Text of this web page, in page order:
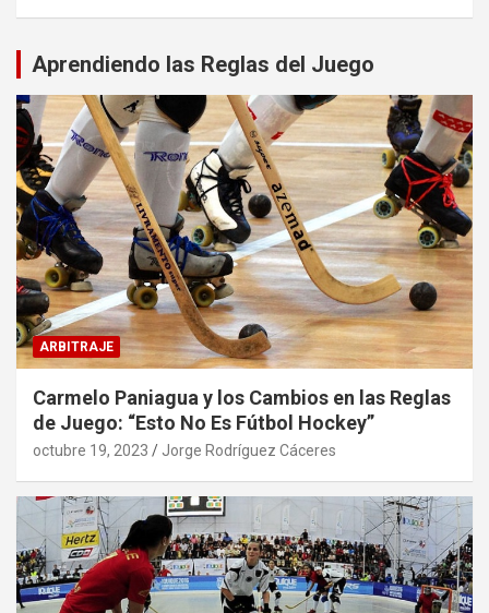
Aprendiendo las Reglas del Juego
ARBITRAJE
Carmelo Paniagua y los Cambios en las Reglas
de Juego: “Esto No Es Fútbol Hockey”
octubre 19, 2023 Jorge Rodríguez Cáceres